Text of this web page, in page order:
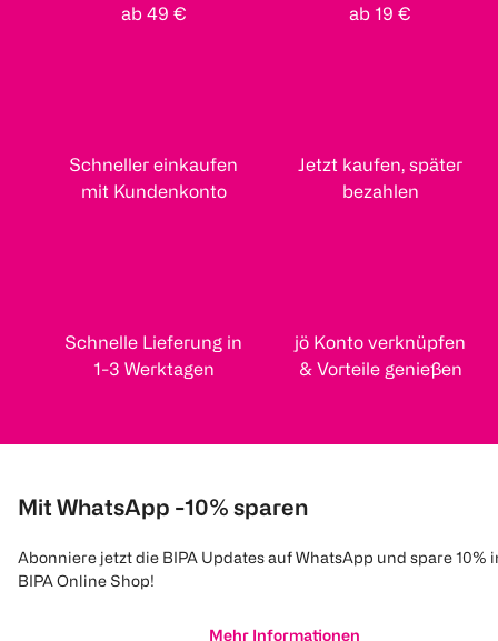
ab 49 €
ab 19 €
Schneller einkaufen
mit Kundenkonto
Jetzt kaufen, später
bezahlen
Schnelle Lieferung in
1-3 Werktagen
jö Konto verknüpfen
& Vorteile genießen
Mit WhatsApp -10% sparen
Abonniere jetzt die BIPA Updates auf WhatsApp und spare 10%
BIPA Online Shop!
Mehr Informationen